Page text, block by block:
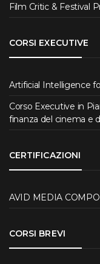
Film Critic & Festival
CORSI EXECUTIVE
Artificial Intelligence
Corso Executive in
finanza del cinema e
CERTIFICAZIONI
AVID MEDIA
CORSI BREVI